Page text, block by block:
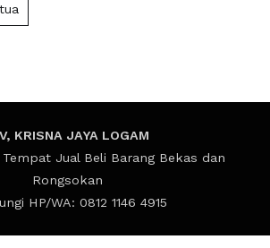
KRISNA JAYA LOGAM
Jual Beli Barang Bekas dan
Rongsokan
HP/WA: 0812 1146 4915